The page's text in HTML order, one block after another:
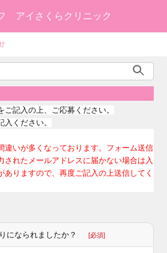
アイさくらクリニック
記入の上、ご応募ください。
入ください。
いが多くなっております。フォーム送信
されたメールアドレスに届かない場合は入
ありますので、再度ご記入の上送信してく
になられましたか？ [必須]